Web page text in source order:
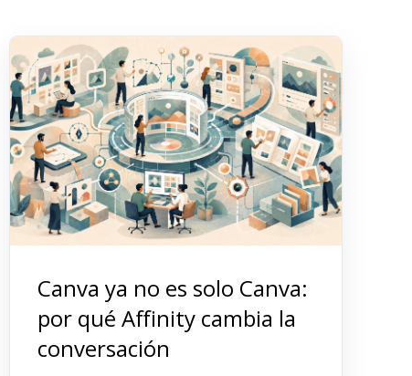
Canva ya no es solo Canva:
por qué Affinity cambia la
conversación